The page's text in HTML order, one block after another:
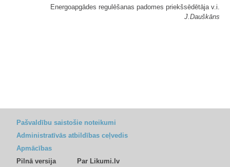
Energoapgādes regulēšanas padomes priekšsēdētāja v.i.
J.Dauškāns
Pašvaldību saistošie noteikumi
Administratīvās atbildības ceļvedis
Apmācības
Pilnā versija
Par Likumi.lv